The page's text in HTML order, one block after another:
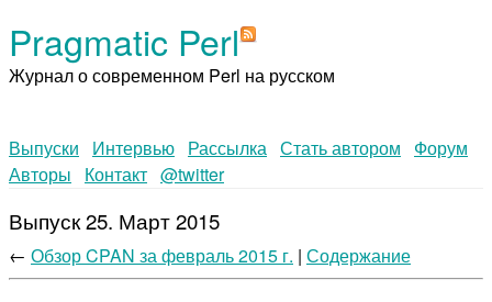
Pragmatic Perl
Журнал о современном Perl на русском
Выпуски Интервью Рассылка Стать автором
Форум
Авторы
Контакт @twitter
Выпуск 25. Март 2015
← Обзор CPAN за февраль 2015 г. | Содержание